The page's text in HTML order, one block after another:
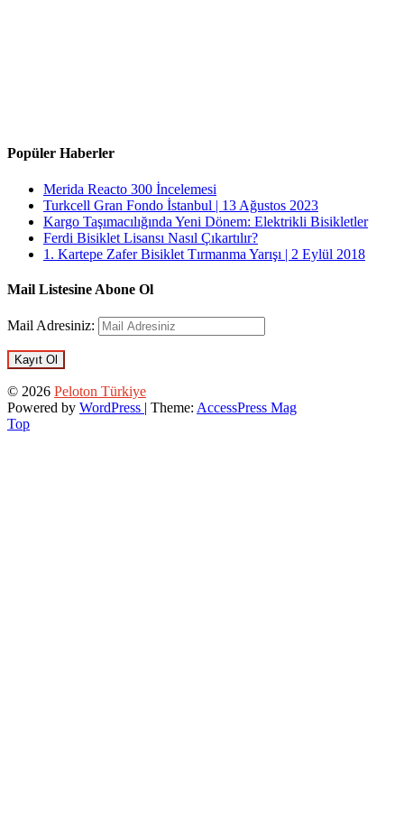
Popüler Haberler
Merida Reacto 300 İncelemesi
Turkcell Gran Fondo İstanbul | 13 Ağustos 2023
Kargo Taşımacılığında Yeni Dönem: Elektrikli Bisikletler
Ferdi Bisiklet Lisansı Nasıl Çıkartılır?
1. Kartepe Zafer Bisiklet Tırmanma Yarışı | 2 Eylül 2018
Mail Listesine Abone Ol
Mail Adresiniz:
© 2026 Peloton Türkiye
Powered by WordPress | Theme: AccessPress Mag
Top